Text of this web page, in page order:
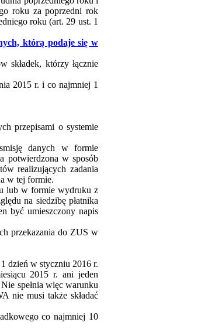
roku za poprzedni rok
roku (art. 29 ust. 1
którą podaje się w
składek, którzy łącznie
2015 r. i co najmniej 1
przepisami o systemie
danych w formie
potwierdzona w sposób
realizujących zadania
w tej formie.
lub w formie wydruku z
na siedzibę płatnika
być umieszczony napis
przekazania do ZUS w
dzień w styczniu 2016 r.
2015 r. ani jeden
spełnia więc warunku
nie musi także składać
co najmniej 10